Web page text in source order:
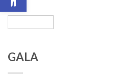
GALA